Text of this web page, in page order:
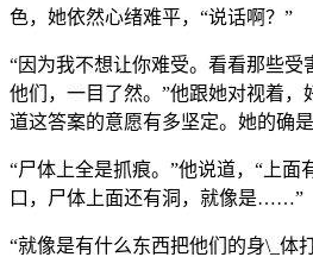
色，她依然心绪难平，“说话啊？”
“因为我不想让你难受。看看那些受
他们，一目了然。”他跟她对视着，
道这答案的意愿有多坚定。她的确
“尸体上全是抓痕。”他说道，“上面
口，尸体上面还有洞，就像是……”
“就像是有什么东西把他们的身\_体